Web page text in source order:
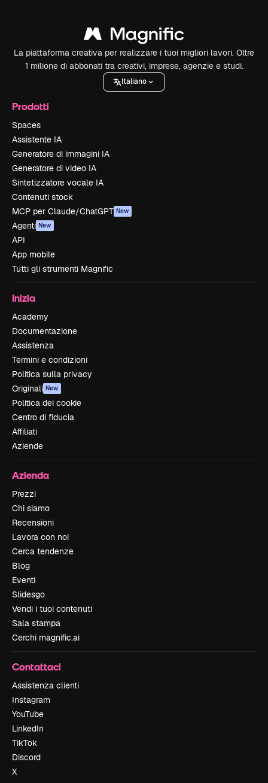
La piattaforma creativa per realizzare i tuoi migliori lavori. Oltre
1 milione di abbonati tra creativi, imprese, agenzie e studi.
Italiano
Prodotti
Spaces
Assistente IA
Generatore di immagini IA
Generatore di video IA
Sintetizzatore vocale IA
Contenuti stock
MCP per Claude/ChatGPT New
Agenti New
API
App mobile
Tutti gli strumenti Magnific
Inizia
Academy
Documentazione
Assistenza
Termini e condizioni
Politica sulla privacy
Originali New
Politica dei cookie
Centro di fiducia
Affiliati
Aziende
Azienda
Prezzi
Chi siamo
Recensioni
Lavora con noi
Cerca tendenze
Blog
Eventi
Slidesgo
Vendi i tuoi contenuti
Sala stampa
Cerchi magnific.ai
Contattaci
Assistenza clienti
Instagram
YouTube
LinkedIn
TikTok
Discord
X